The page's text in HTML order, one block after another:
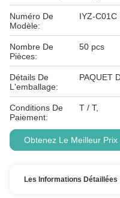
Numéro De
Modèle:
IYZ-C01C
Nombre De
Pièces:
50 pcs
Détails De
L'emballage:
PAQUET
Conditions De
Paiement:
T / T,
Obtenez Le Meilleur Prix
Les Informations Détaillées